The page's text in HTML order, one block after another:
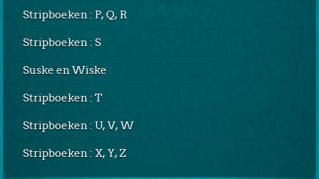
Stripboeken : P, Q, R
Stripboeken : S
Suske en Wiske
Stripboeken : T
Stripboeken : U, V, W
Stripboeken : X, Y, Z